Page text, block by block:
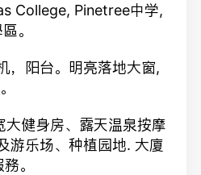
College, Pinetree中学,
。
，阳台。明亮落地大窗,
健身房、露天温泉按摩
游乐场、种植园地. 大廈
。